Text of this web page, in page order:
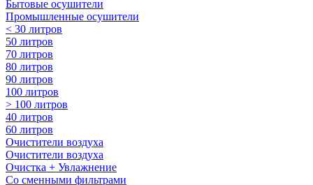
Бытовые осушители
Промышленные осушители
< 30 литров
50 литров
70 литров
80 литров
90 литров
100 литров
> 100 литров
40 литров
60 литров
Очистители воздуха
Очистители воздуха
Очистка + Увлажнение
Cо сменными фильтрами